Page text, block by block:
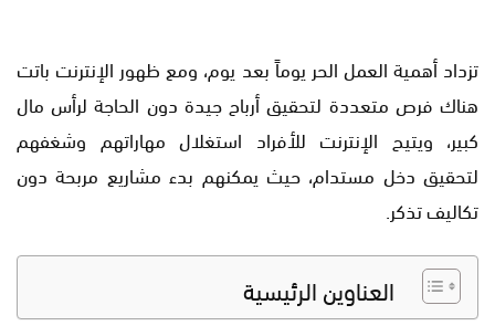
تزداد أهمية العمل الحر يوماً بعد يوم، ومع ظهور الإنترنت باتت
هناك فرص متعددة لتحقيق أرباح جيدة دون الحاجة لرأس مال
كبير، ويتيح الإنترنت للأفراد استغلال مهاراتهم وشغفهم
لتحقيق دخل مستدام، حيث يمكنهم بدء مشاريع مربحة دون
تكاليف تذكر.
العناوين الرئيسية